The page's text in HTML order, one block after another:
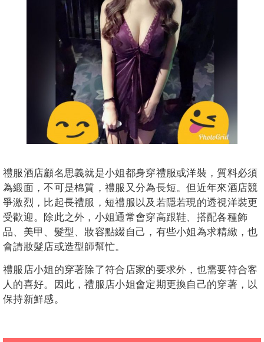
禮服酒店顧名思義就是小姐都身穿禮服或洋裝，質料必須
為緞面，不可是棉質，禮服又分為長短。但近年來酒店競
爭激烈，比起長禮服，短禮服以及若隱若現的透視洋裝更
受歡迎。除此之外，小姐通常會穿高跟鞋、搭配各種飾
品、美甲、髮型、妝容點綴自己，有些小姐為求精緻，也
會請妝髮店或造型師幫忙。
禮服店小姐的穿著除了符合店家的要求外，也需要符合客
人的喜好。因此，禮服店小姐會定期更換自己的穿著，以
保持新鮮感。